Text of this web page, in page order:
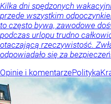
Kilka dni spędzonych
przede wszystkim
to często bywa, zawodowe
podczas urlopu trudno
otaczającą rzeczywistość.
odpowiadało się za
Opinie i komentarzePolityka